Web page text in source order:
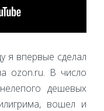
я впервые сделал
ozon.ru. В число
дешевых
вошел и